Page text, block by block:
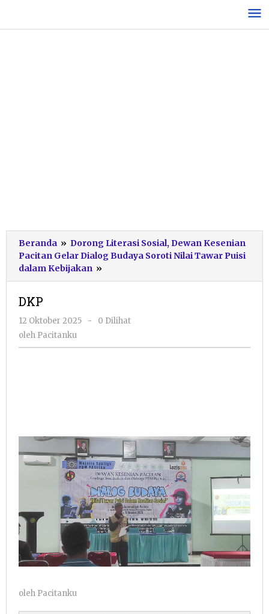
konten
Beranda » Dorong Literasi Sosial, Dewan Kesenian
Pacitan Gelar Dialog Budaya Soroti Nilai Tawar Puisi
dalam Kebijakan »
DKP
12 Oktober 2025
oleh
-
0 Dilihat
oleh Pacitanku
oleh Pacitanku